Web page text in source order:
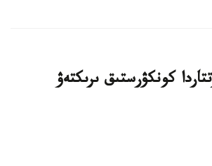
كونكۋرستىق ىرىكتەۋ